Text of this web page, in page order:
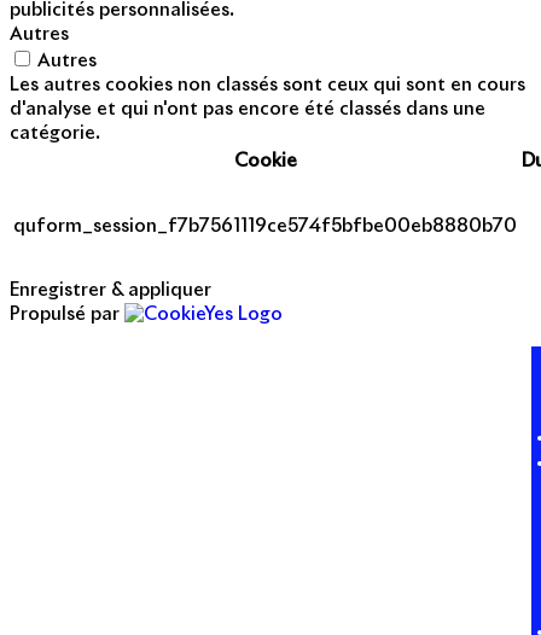
publicités personnalisées.
Autres
Autres
Les autres cookies non classés sont ceux qui sont en cours
d'analyse et qui n'ont pas encore été classés dans une
catégorie.
Cookie
quform_session_f7b7561119ce574f5bfbe00eb8880b70
Enregistrer & appliquer
Propulsé par